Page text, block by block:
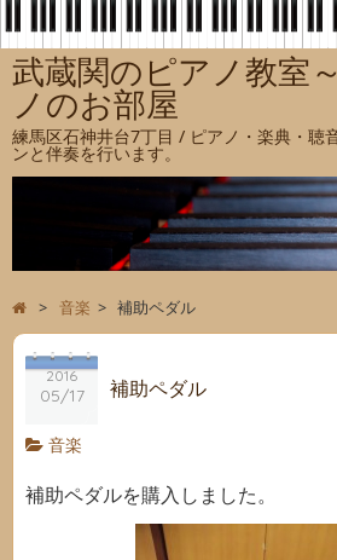
武蔵関のピアノ教室
ノのお部屋
練馬区石神井台7丁目 / ピアノ・楽典・聴
ンと伴奏を行います。
> 音楽 > 補助ペダル
2016
05/17 補助ペダル
音楽
補助ペダルを購入しました。